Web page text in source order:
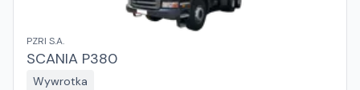
PZRI S.A.
SCANIA P380
Wywrotka